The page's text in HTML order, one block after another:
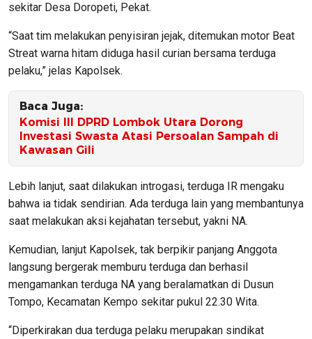
sekitar Desa Doropeti, Pekat.
“Saat tim melakukan penyisiran jejak, ditemukan motor Beat
Streat warna hitam diduga hasil curian bersama terduga
pelaku,” jelas Kapolsek.
Baca Juga:
Komisi III DPRD Lombok Utara Dorong
Investasi Swasta Atasi Persoalan Sampah di
Kawasan Gili
Lebih lanjut, saat dilakukan introgasi, terduga IR mengaku
bahwa ia tidak sendirian. Ada terduga lain yang membantunya
saat melakukan aksi kejahatan tersebut, yakni NA.
Kemudian, lanjut Kapolsek, tak berpikir panjang Anggota
langsung bergerak memburu terduga dan berhasil
mengamankan terduga NA yang beralamatkan di Dusun
Tompo, Kecamatan Kempo sekitar pukul 22.30 Wita.
“Diperkirakan dua terduga pelaku merupakan sindikat